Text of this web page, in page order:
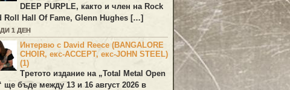
DEEP PURPLE, както и член на Rock
Roll Hall Of Fame, Glenn Hughes […]
1 ДЕН
Интервю с David Reece (BANGALORE
CHOIR, екс-ACCEPT, екс-JOHN STEEL)
(1)
Третото издание на „Total Metal Open
ще бъде между 13 и 16 август 2026 в